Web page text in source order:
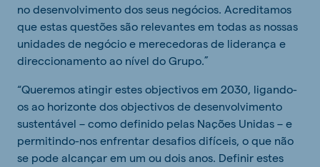
no desenvolvimento dos seus negócios. Acreditamos
que estas questões são relevantes em todas as nossas
unidades de negócio e merecedoras de liderança e
direccionamento ao nível do Grupo.”
“Queremos atingir estes objectivos em 2030, ligando-
os ao horizonte dos objectivos de desenvolvimento
sustentável – como definido pelas Nações Unidas – e
permitindo-nos enfrentar desafios difíceis, o que não
se pode alcançar em um ou dois anos. Definir estes